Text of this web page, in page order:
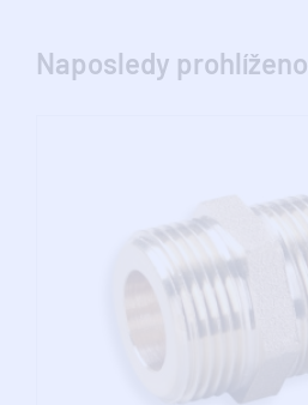
Naposledy prohlíženo